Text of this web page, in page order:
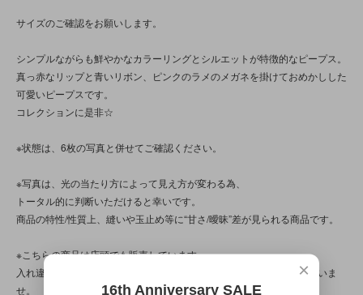
サイズのご確認をお願いします。
シンプルながらも鮮やかなカラーリングとシルエットが特徴的なピープス。
真っ赤なリップと青いリボン、ピンクのラメのメガネを掛けておめかしした
可愛いピープスです。
コレクションに是非☆
※状態は、6枚の写真と併せてご確認ください。
※写真は、光の当たり方によって見え方が変わる為、
トータル的に判断いただけると幸いです。
商品の特性/性質上、縫いや玉止め等に“甘さ/曖昧”差が見られる商品です。
※こちらの商品は店頭でも販売しています。
入れ違いで完売してしまう場合がございます。その際はご容赦くださいま
せ。
×
16th Anniversary SALE